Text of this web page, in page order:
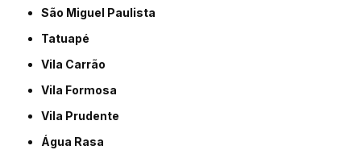
São Miguel Paulista
Tatuapé
Vila Carrão
Vila Formosa
Vila Prudente
Água Rasa